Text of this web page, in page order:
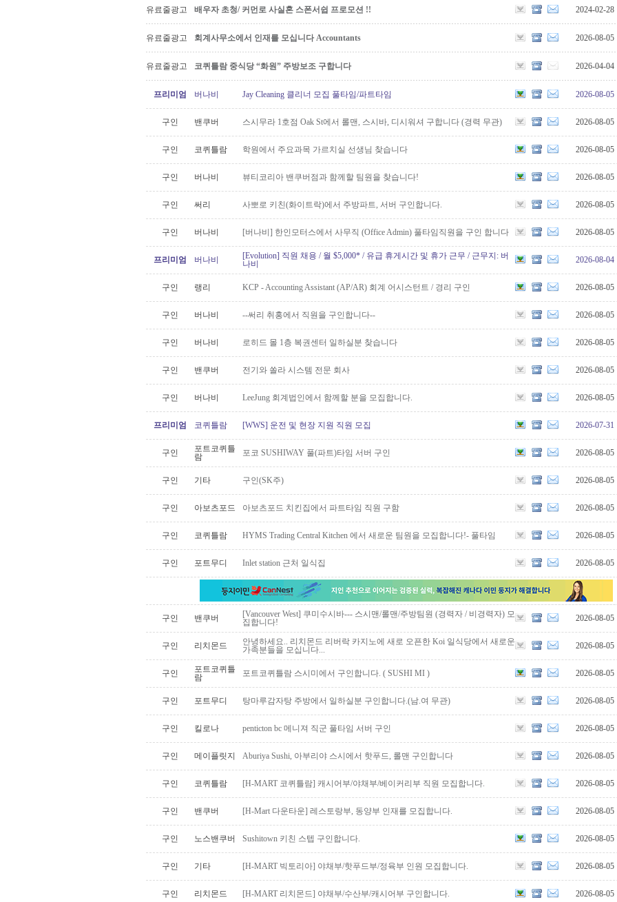
유료줄광고 배우자 초청/ 커먼로 사실혼 스폰서쉽 프로모션 !! 2024-02-28
유료줄광고 회계사무소에서 인재를 모십니다 Accountants 2026-08-05
유료줄광고 코퀴틀람 중식당 “화원” 주방보조 구합니다 2026-04-04
프리미엄 버나비 Jay Cleaning 클리너 모집 풀타임/파트타임 2026-08-05
구인 밴쿠버 스시무라 1호점 Oak St에서 롤맨, 스시바, 디시워셔 구합니다 (경력 무관) 2026-08-05
구인 코퀴틀람 학원에서 주요과목 가르치실 선생님 찾습니다 2026-08-05
구인 버나비 뷰티코리아 밴쿠버점과 함께할 팀원을 찾습니다! 2026-08-05
구인 써리 사뽀로 키친(화이트락)에서 주방파트, 서버 구인합니다. 2026-08-05
구인 버나비 [버나비] 한인모터스에서 사무직 (Office Admin) 풀타임직원을 구인 합니다 2026-08-05
프리미엄 버나비
[Evolution] 직원 채용 / 월 $5,000* / 유급 휴게시간 및 휴가 근무 / 근무지: 버
나비
2026-08-04
구인 랭리 KCP - Accounting Assistant (AP/AR) 회계 어시스턴트 / 경리 구인 2026-08-05
구인 버나비 --써리 취홍에서 직원을 구인합니다-- 2026-08-05
구인 버나비 로히드 몰 1층 복권센터 일하실분 찾습니다 2026-08-05
구인 밴쿠버 전기와 쏠라 시스템 전문 회사 2026-08-05
구인 버나비 LeeJung 회계법인에서 함께할 분을 모집합니다. 2026-08-05
프리미엄 코퀴틀람 [WWS] 운전 및 현장 지원 직원 모집 2026-07-31
구인
포트코퀴틀
람
포코 SUSHIWAY 풀(파트)타임 서버 구인 2026-08-05
구인 기타 구인(SK주) 2026-08-05
구인 아보츠포드 아보츠포드 치킨집에서 파트타임 직원 구함 2026-08-05
구인 코퀴틀람 HYMS Trading Central Kitchen 에서 새로운 팀원을 모집합니다!- 풀타임 2026-08-05
구인 포트무디 Inlet station 근처 일식집 2026-08-05
구인 밴쿠버
[Vancouver West] 쿠미수시바--- 스시맨/롤맨/주방팀원 (경력자 / 비경력자) 모
집합니다!
2026-08-05
구인 리치몬드
안녕하세요.. 리치몬드 리버락 카지노에 새로 오픈한 Koi 일식당에서 새로운
가족분들을 모십니다...
2026-08-05
구인
포트코퀴틀
람
포트코퀴틀람 스시미에서 구인합니다. ( SUSHI MI ) 2026-08-05
구인 포트무디 탕마루감자탕 주방에서 일하실분 구인합니다.(남.여 무관) 2026-08-05
구인 킬로나 penticton bc 메니져 직군 풀타임 서버 구인 2026-08-05
구인 메이플릿지 Aburiya Sushi, 아부리야 스시에서 핫푸드, 롤맨 구인합니다 2026-08-05
구인 코퀴틀람 [H-MART 코퀴틀람] 캐시어부/야채부/베이커리부 직원 모집합니다. 2026-08-05
구인 밴쿠버 [H-Mart 다운타운] 레스토랑부, 동양부 인재를 모집합니다. 2026-08-05
구인 노스밴쿠버 Sushitown 키친 스텝 구인합니다. 2026-08-05
구인 기타 [H-MART 빅토리아] 야채부/핫푸드부/정육부 인원 모집합니다. 2026-08-05
구인 리치몬드 [H-MART 리치몬드] 야채부/수산부/캐시어부 구인합니다. 2026-08-05